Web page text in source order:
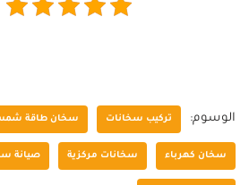
الوسوم: تركيب سخانات سخان طاقة
سخان كهرباء سخانات مركزية صيانة